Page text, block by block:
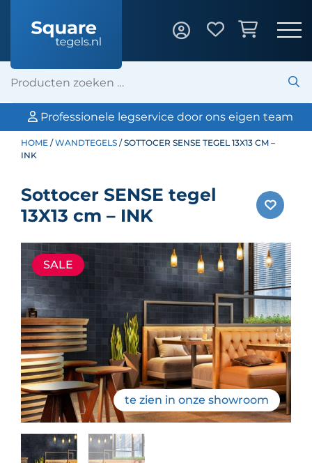
Professionele legservice door ons eigen team
HOME /WANDTEGELS / SOTTOCER SENSE TEGEL 13X13 CM –
INK
Sottocer SENSE tegel
13X13 cm – INK
te zien in onze showroom